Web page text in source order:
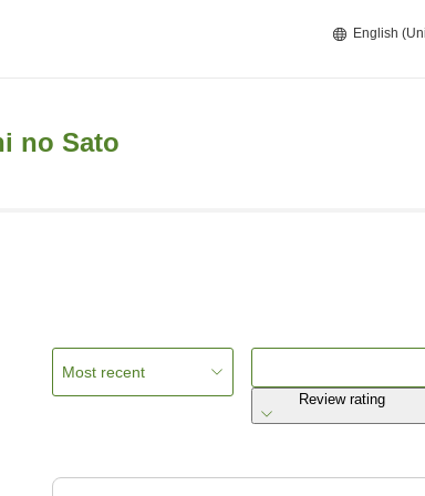
English
no Sato
Most recent
Review rating